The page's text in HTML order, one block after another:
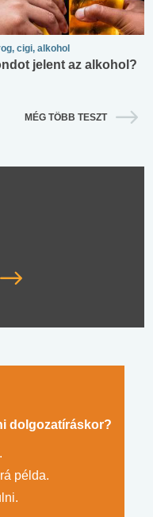
cigi, alkohol
jelent az alkohol?
MÉG TÖBB TESZT
dolgozatíráskor?
példa.